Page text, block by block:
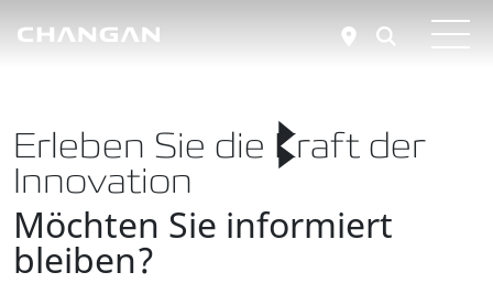
Erleben Sie die Kraft der
Innovation
Möchten Sie informiert
bleiben?